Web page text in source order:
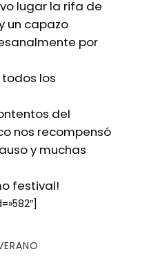
lugar la rifa de
un capazo
por
todos los
del
nos recompensó
y muchas
festival!